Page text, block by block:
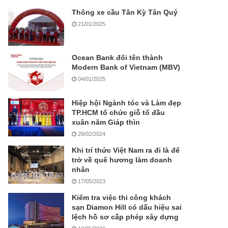
Thông xe cầu Tân Kỳ Tân Quý
21/01/2025
Ocean Bank đổi tên thành
Modern Bank of Vietnam (MBV)
04/01/2025
Hiệp hội Ngành tóc và Làm đẹp
TP.HCM tổ chức giỗ tổ đầu
xuân năm Giáp thìn
28/02/2024
Khi trí thức Việt Nam ra đi là để
trở về quê hương làm doanh
nhân
17/05/2023
Kiểm tra việc thi công khách
sạn Diamon Hill có dấu hiệu sai
lệch hồ sơ cấp phép xây dựng